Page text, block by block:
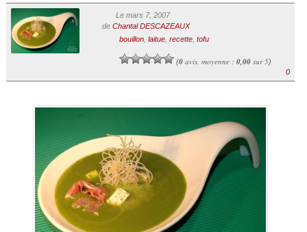
Le mars 7, 2007
de Chantal DESCAZEAUX
bouillon, laitue, recette, tofu
(0avis, moyenne : 0,00sur 5)
0